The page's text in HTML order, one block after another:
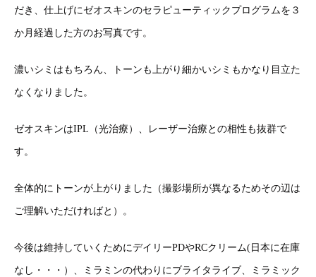
だき、仕上げにゼオスキンのセラピューティックプログラムを３
か月経過した方のお写真です。
濃いシミはもちろん、トーンも上がり細かいシミもかなり目立た
なくなりました。
ゼオスキンはIPL（光治療）、レーザー治療との相性も抜群で
す。
全体的にトーンが上がりました（撮影場所が異なるためその辺は
ご理解いただければと）。
今後は維持していくためにデイリーPDやRCクリーム(日本に在庫
なし・・・）、ミラミンの代わりにブライタライブ、ミラミック